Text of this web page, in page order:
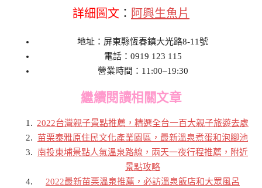
詳細圖文 ： 阿興生魚片
地址：屏東縣恆春鎮大光路8-11號
電話：0919 123 115
營業時間：11:00–19:30
繼續閱讀相關文章
2022台灣親子景點推薦，精選全台一百大親子旅遊去處
苗栗泰雅原住民文化產業園區，最新溫泉煮蛋和泡腳池
南投東埔景點人氣溫泉路線，兩天一夜行程推薦，附近
景點攻略
2022最新苗栗溫泉推薦，必訪溫泉飯店和大眾風呂